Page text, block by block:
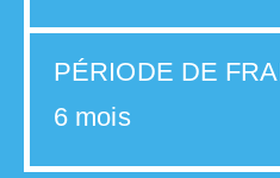
PÉRIODE DE
6 mois